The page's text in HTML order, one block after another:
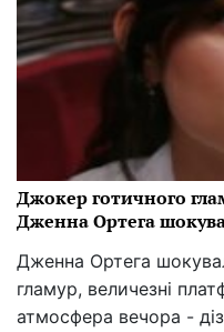
Джокер готичного
Дженна Ортега
Дженна Ортега
гламур, величезні
атмосфера вечора -